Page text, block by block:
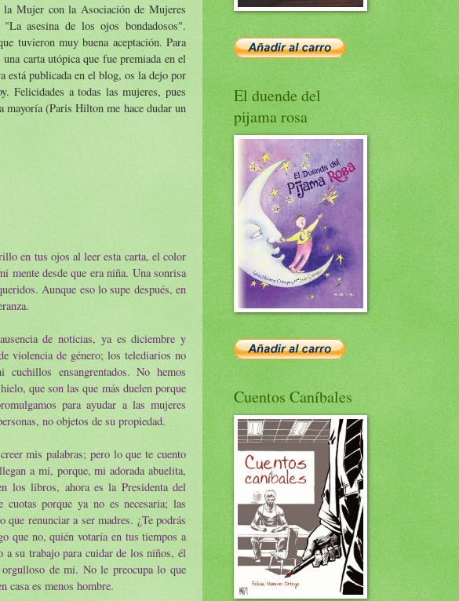
Mujer con la Asociación de Mujeres
asesina de los ojos bondadosos".
tuvieron muy buena aceptación. Para
carta utópica que fue premiada en el
está publicada en el blog, os la dejo por
Felicidades a todas las mujeres, pues
mayoría (Paris Hilton me hace dudar un
en tus ojos al leer esta carta, el color
mente desde que era niña. Una sonrisa
Aunque eso lo supe después, en
de noticias, ya es diciembre y
violencia de género; los telediarios no
cuchillos ensangrentados. No hemos
que son las que más duelen porque
para ayudar a las mujeres
no objetos de su propiedad.
mis palabras; pero lo que te cuento
a mí, porque, mi adorada abuelita,
los libros, ahora es la Presidenta del
porque ya no es necesaria; las
renunciar a ser madres. ¿Te podrás
que no, quién votaría en tus tiempos a
a su trabajo para cuidar de los niños, él
de mí. No le preocupa lo que
casa es menos hombre.
El duende del
pijama rosa
Cuentos Caníbales